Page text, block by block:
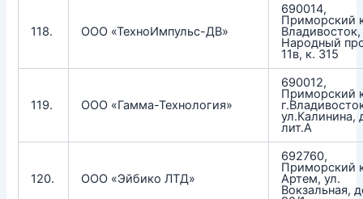
118. ООО «ТехноИмпульс-ДВ»
690014,
Приморский
Владивосток,
Народный
11в, к. 315
119. ООО «Гамма-Технология»
690012,
Приморский
ул.Калинина,
лит.А
120. ООО «Эйбико ЛТД»
692760,
Приморский
Артем, ул.
Вокзальная,